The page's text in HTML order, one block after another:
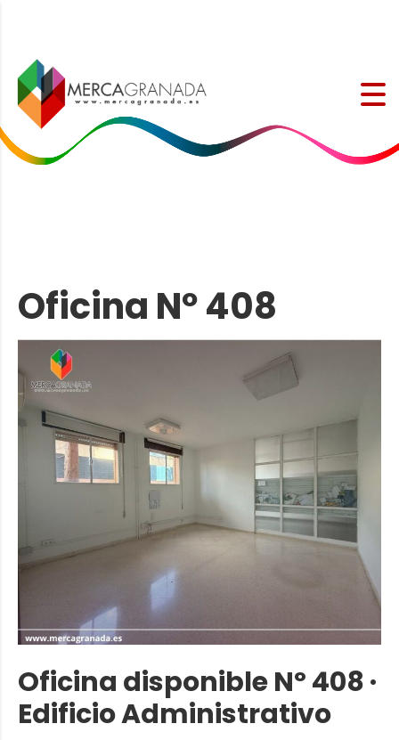
Oficina Nº 408
Oficina disponible Nº 408 ·
Edificio Administrativo